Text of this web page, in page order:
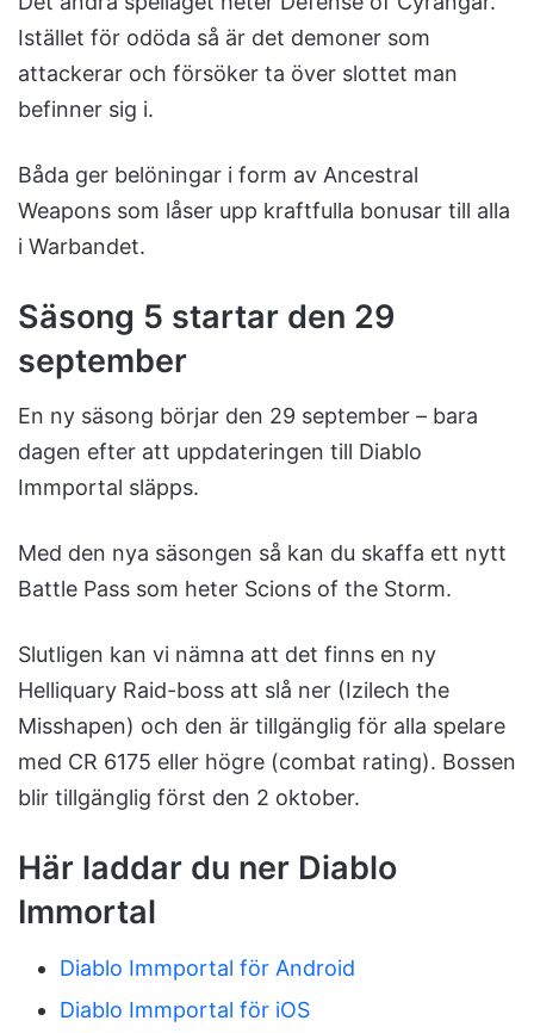
Istället för odöda så är det demoner som
attackerar och försöker ta över slottet man
befinner sig i.
Båda ger belöningar i form av Ancestral
Weapons som låser upp kraftfulla bonusar till alla
i Warbandet.
Säsong 5 startar den 29
september
En ny säsong börjar den 29 september – bara
dagen efter att uppdateringen till Diablo
Immportal släpps.
Med den nya säsongen så kan du skaffa ett nytt
Battle Pass som heter Scions of the Storm.
Slutligen kan vi nämna att det finns en ny
Helliquary Raid-boss att slå ner (Izilech the
Misshapen) och den är tillgänglig för alla spelare
med CR 6175 eller högre (combat rating). Bossen
blir tillgänglig först den 2 oktober.
Här laddar du ner Diablo
Immortal
Diablo Immportal för Android
Diablo Immportal för iOS